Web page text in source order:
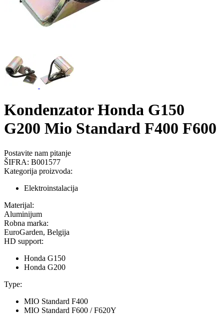
Kondenzator Honda G150
G200 Mio Standard F400 F600
Postavite nam pitanje
ŠIFRA: B001577
Kategorija proizvoda:
Elektroinstalacija
Materijal:
Aluminijum
Robna marka:
EuroGarden, Belgija
HD support:
Honda G150
Honda G200
Type:
MIO Standard F400
MIO Standard F600 / F620Y